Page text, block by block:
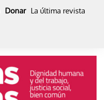
Donar La última revista